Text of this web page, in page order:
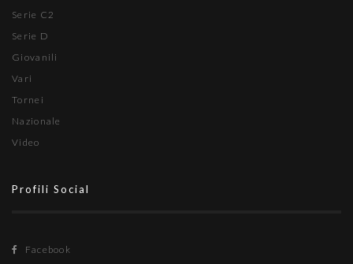
Serie C2
Serie D
Giovanili
Vari
Tornei
Nazionale
Video
Profili Social
Facebook